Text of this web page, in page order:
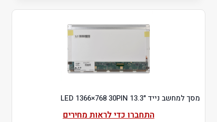
מסך למחשב נייד "13.3 LED 1366×768 30PIN
התחברו כדי לראות מחירים